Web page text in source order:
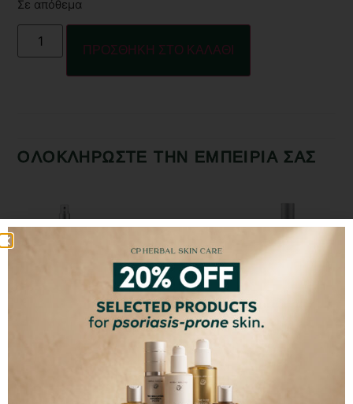
Σε απόθεμα
ΠΡΟΣΘΗΚΗ ΣΤΟ ΚΑΛΑΘΙ
ΟΛΟΚΛΗΡΩΣΤΕ ΤΗΝ ΕΜΠΕΙΡΙΑ ΣΑΣ
15,00
The Original Face
Oil
€32,00
ΠΡΟΣΘΗΚΗ ΣΤΟ
ΚΑΛΑΘΙ
€35,00